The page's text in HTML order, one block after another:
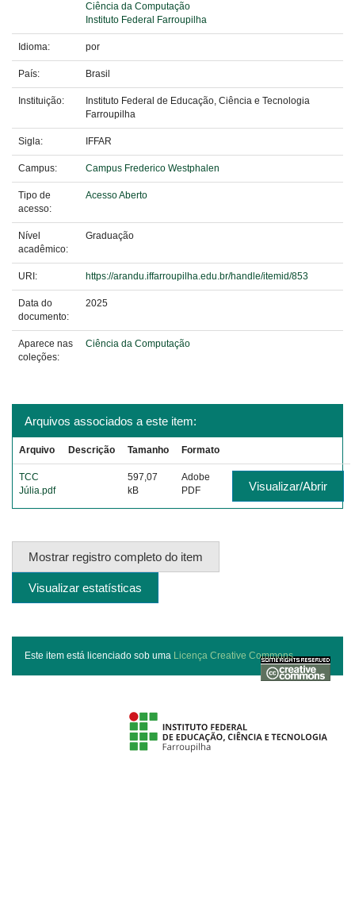
Ciência da Computação
Instituto Federal Farroupilha
Idioma: por
País: Brasil
Instituição:
Instituto Federal de Educação, Ciência e Tecnologia
Farroupilha
Sigla: IFFAR
Campus: Campus Frederico Westphalen
Tipo de
acesso:
Acesso Aberto
Nível
acadêmico:
Graduação
URI: https://arandu.iffarroupilha.edu.br/handle/itemid/853
Data do
documento:
2025
Aparece nas
coleções:
Ciência da Computação
Arquivos associados a este item:
Arquivo Descrição Tamanho Formato
TCC
Júlia.pdf
597,07
kB
Adobe
PDF
Visualizar/Abrir
Mostrar registro completo do item
Visualizar estatísticas
Este item está licenciado sob uma Licença Creative Commons